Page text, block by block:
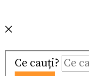
Ce cauți?